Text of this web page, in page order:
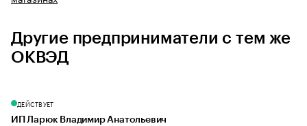
Другие предприниматели с тем же
ОКВЭД
ДЕЙСТВУЕТ
ИП Ларюк Владимир Анатольевич